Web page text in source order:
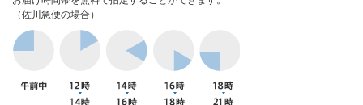
（佐川急便の場合）